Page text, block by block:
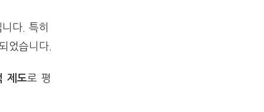
니다. 특히
었습니다.
제도로 평